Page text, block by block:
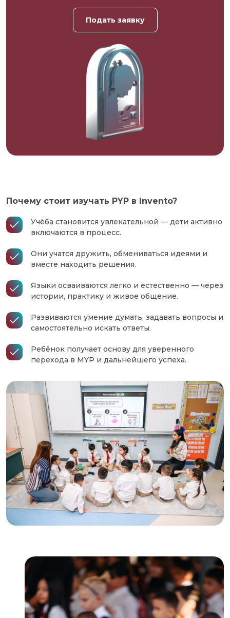
Подать заявку
Почему стоит изучать PYP в Invento?
Учёба становится увлекательной — дети активно
включаются в процесс.
Они учатся дружить, обмениваться идеями и
вместе находить решения.
Языки осваиваются легко и естественно — через
истории, практику и живое общение.
Развиваются умение думать, задавать вопросы и
самостоятельно искать ответы.
Ребёнок получает основу для уверенного
перехода в MYP и дальнейшего успеха.